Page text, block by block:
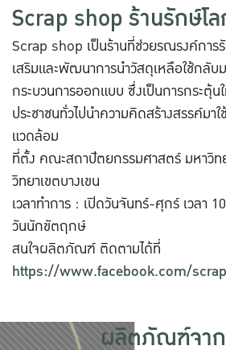
Scrap shop ร้านรักษ์โ
Scrap shop เป็นร้านที่ช่วยรณรงค์การ
เสริมและพัฒนาการนำวัสดุเหลือใช้กลับ
กระบวนการออกแบบ ซึ่งเป็นการกระตุ้
ประชาชนทั่วไปนำความคิดสร้างสรรค์มา
แวดล้อม
ที่ตั้ง คณะสถาปัตยกรรมศาสตร์ มหาวิท
วิทยาเขตบางเขน
เวลาทำการ : เปิดวันจันทร์-ศุกร์ เวลา
วันนักขัตฤกษ์
สนใจผลิตภัณฑ์ ติดตามได้ที่
https://www.facebook.com/
ผลิตภัณฑ์จา